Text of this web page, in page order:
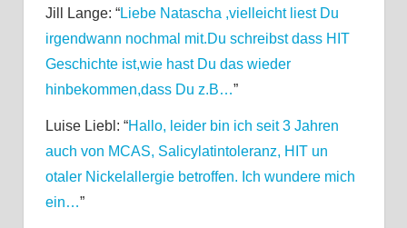
Jill Lange: “Liebe Natascha ,vielleicht liest Du
irgendwann nochmal mit.Du schreibst dass HIT
Geschichte ist,wie hast Du das wieder
hinbekommen,dass Du z.B…”
Luise Liebl : “Hallo, leider bin ich seit 3 Jahren
auch von MCAS, Salicylatintoleranz, HIT un
otaler Nickelallergie betroffen. Ich wundere mich
ein…”